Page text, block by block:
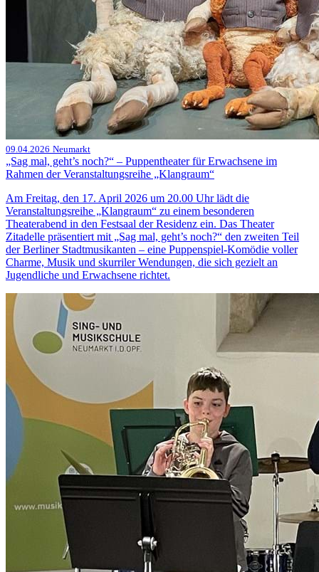
09.04.2026 Neumarkt
„Sag mal, geht’s noch?“ – Puppentheater für Erwachsene im
Rahmen der Veranstaltungsreihe „Klangraum“
Am Freitag, den 17. April 2026 um 20.00 Uhr lädt die
Veranstaltungsreihe „Klangraum“ zu einem besonderen
Theaterabend in den Festsaal der Residenz ein. Das Theater
Zitadelle präsentiert mit „Sag mal, geht’s noch?“ den zweiten Teil
der Berliner Stadtmusikanten – eine Puppenspiel-Komödie voller
Charme, Musik und skurriler Wendungen, die sich gezielt an
Jugendliche und Erwachsene richtet.